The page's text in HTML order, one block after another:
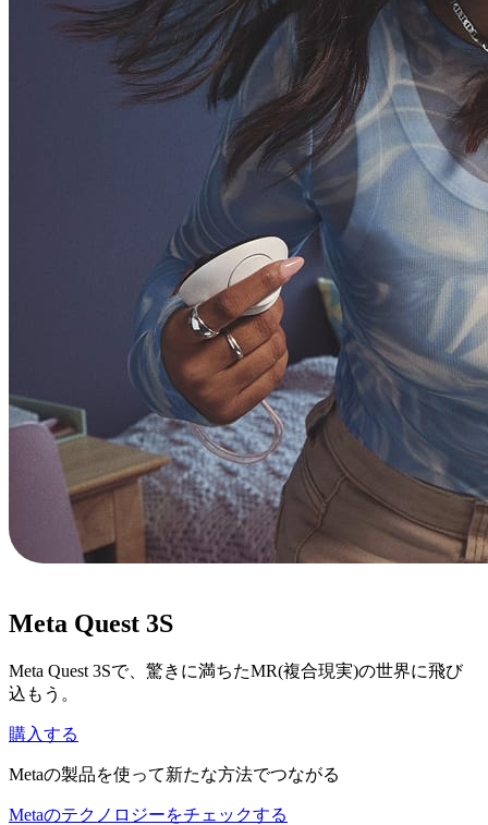
Meta Quest 3S
Meta Quest 3Sで、驚きに満ちたMR(複合現実)の世界に飛び
込もう。
購入する
Metaの製品を使って新たな方法でつながる
Metaのテクノロジーをチェックする